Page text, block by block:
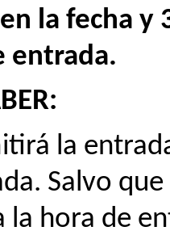
la fecha y
entrada.
la
Salvo
la hora de